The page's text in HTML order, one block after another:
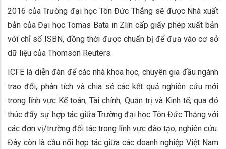
2016 của Trường đại học Tôn Đức Thắng sẽ được Nhà xuất
bản của Đại học Tomas Bata in Zlín cấp giấy phép xuất bản
với chỉ số ISBN, đồng thời được chuẩn bị để đưa vào cơ sở
dữ liệu của Thomson Reuters.
ICFE là diễn đàn để các nhà khoa học, chuyên gia đầu ngành
trao đổi, phân tích và chia sẻ các kết quả nghiên cứu mới
trong lĩnh vực Kế toán, Tài chính, Quản trị và Kinh tế; qua đó
thúc đẩy sự hợp tác giữa Trường đại học Tôn Đức Thắng với
các đơn vị/trường đối tác ​​trong lĩnh vực đào tạo, nghiên cứu.
Đây còn là cầu nối hợp tác giữa các doanh nghiệp Việt Nam